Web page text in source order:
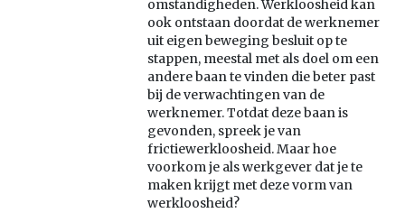
omstandigheden. Werkloosheid kan
ook ontstaan doordat de werknemer
uit eigen beweging besluit op te
stappen, meestal met als doel om een
andere baan te vinden die beter past
bij de verwachtingen van de
werknemer. Totdat deze baan is
gevonden, spreek je van
frictiewerkloosheid. Maar hoe
voorkom je als werkgever dat je te
maken krijgt met deze vorm van
werkloosheid?